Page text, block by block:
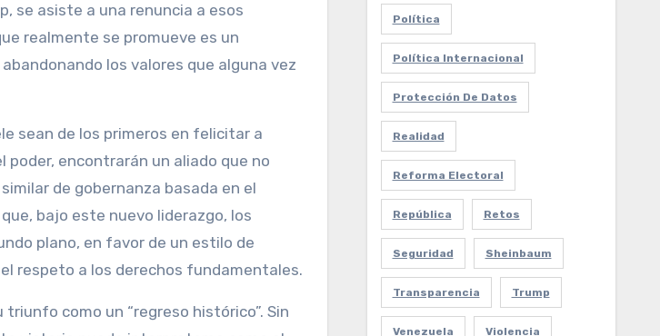
se asiste a una renuncia a esos
realmente se promueve es un
los valores que alguna vez
sean de los primeros en felicitar a
encontrarán un aliado que no
de gobernanza basada en el
bajo este nuevo liderazgo, los
plano, en favor de un estilo de
respeto a los derechos fundamentales.
como un “regreso histórico”. Sin
Política
Política Internacional
Protección De Datos
Realidad
Reforma Electoral
República Retos
Seguridad Sheinbaum
Transparencia Trump
Venezuela Violencia